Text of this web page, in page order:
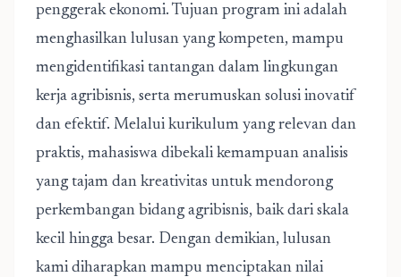
penggerak ekonomi. Tujuan program ini adalah
menghasilkan lulusan yang kompeten, mampu
mengidentifikasi tantangan dalam lingkungan
kerja agribisnis, serta merumuskan solusi inovatif
dan efektif. Melalui kurikulum yang relevan dan
praktis, mahasiswa dibekali kemampuan analisis
yang tajam dan kreativitas untuk mendorong
perkembangan bidang agribisnis, baik dari skala
kecil hingga besar. Dengan demikian, lulusan
kami diharapkan mampu menciptakan nilai